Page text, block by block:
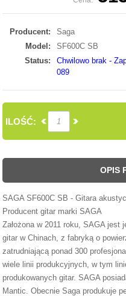
Producent:
Saga
Model:
SF600C SB
Status:
Chwilowo brak -
089
ILOŚĆ:
OPIS
SAGA SF600C SB - Gitara
Producent gitar marki SAGA
Założona w 2011 roku, SAGA
gitar w Chinach, z fabryką o
zatrudniającą ponad 300
wiele linii produkcyjnych, w tym
produkowanych gitar. SAGA
Mantic. Obecnie Saga produkuje